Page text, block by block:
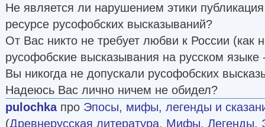
Не является ли нарушением этики
ресурсе русофобских высказываний?
От Вас никто не требует любви к России (как
русофобские высказывания на русском
Вы никогда не допускали русофобских
Надеюсь Вас лично ничем не обидел?
pulochkaпро Эпосы, мифы, легенды и
(Древнерусская литература, Мифы. Легенды.